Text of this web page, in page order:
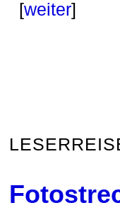
[weiter]